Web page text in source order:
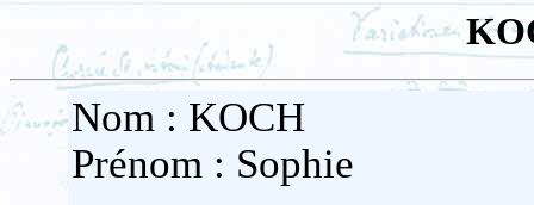
Nom : KOCH
Prénom : Sophie